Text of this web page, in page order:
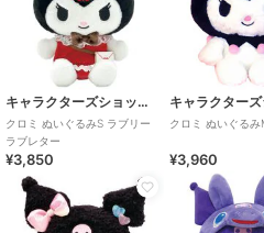
キャラクターズショップ ラフラフ
クロミ ぬいぐるみS ラブリー
ラブレター
¥3,850
クロミ ぬいぐる
¥3,960